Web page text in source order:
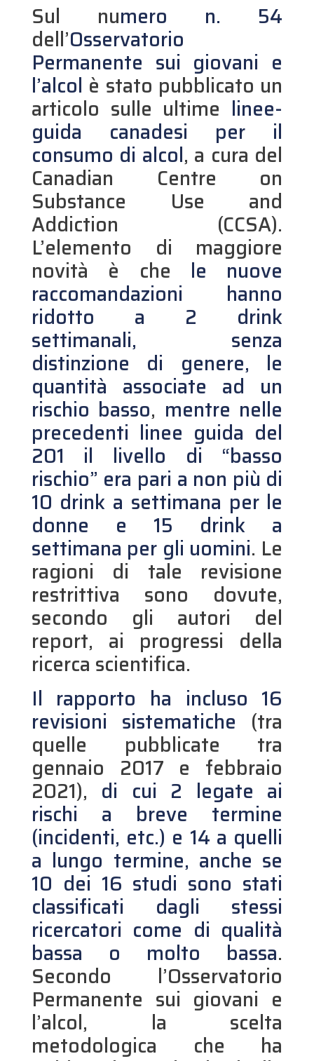
Sul numero n. 54
dell’Osservatorio
Permanente sui giovani e
l’alcol è stato pubblicato un
articolo sulle ultime linee-
guida canadesi per il
consumo di alcol, a cura del
Canadian Centre on
Substance Use and
Addiction (CCSA).
L’elemento di maggiore
novità è che le nuove
raccomandazioni hanno
ridotto a 2 drink
settimanali, senza
distinzione di genere, le
quantità associate ad un
rischio basso, mentre nelle
precedenti linee guida del
201 il livello di “basso
rischio” era pari a non più di
10 drink a settimana per le
donne e 15 drink a
settimana per gli uomini. Le
ragioni di tale revisione
restrittiva sono dovute,
secondo gli autori del
report, ai progressi della
ricerca scientifica.
Il rapporto ha incluso 16
revisioni sistematiche (tra
quelle pubblicate tra
gennaio 2017 e febbraio
2021), di cui 2 legate ai
rischi a breve termine
(incidenti, etc.) e 14 a quelli
a lungo termine, anche se
10 dei 16 studi sono stati
classificati dagli stessi
ricercatori come di qualità
bassa o molto bassa.
Secondo l’Osservatorio
Permanente sui giovani e
l’alcol, la scelta
metodologica che ha